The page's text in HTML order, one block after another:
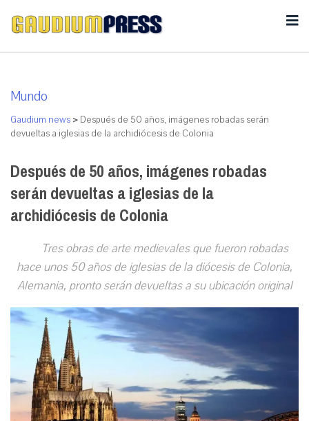
Mundo
Gaudium news > Después de 50 años, imágenes robadas serán
devueltas a iglesias de la archidiócesis de Colonia
Después de 50 años, imágenes robadas
serán devueltas a iglesias de la
archidiócesis de Colonia
Tres obras de arte medievales que fueron robadas
hace unos 50 años de iglesias de la diócesis de Colonia,
Alemania, pronto serán devueltas a su ubicación original